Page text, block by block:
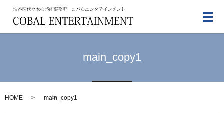
メ
main_copy1
HOME main_copy1